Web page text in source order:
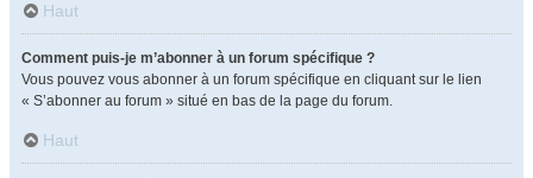
Haut
Comment puis-je m’abonner à un forum spécifique ?
Vous pouvez vous abonner à un forum spécifique en cliquant sur le lien
« S’abonner au forum » situé en bas de la page du forum.
Haut